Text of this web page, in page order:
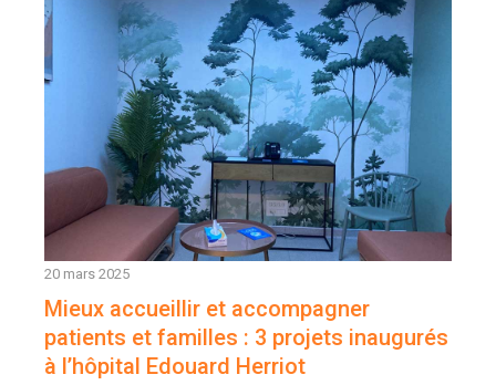
20 mars 2025
Mieux accueillir et accompagner
patients et familles : 3 projets inaugurés
à l’hôpital Edouard Herriot